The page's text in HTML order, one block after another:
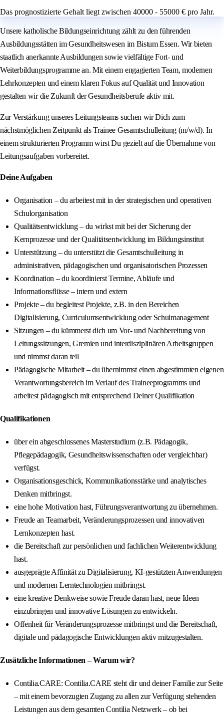
Das prognostizierte Gehalt liegt zwischen 40000 - 55000 € pro Jahr.
Unsere katholische Bildungseinrichtung zählt zu den führenden
Ausbildungsstätten im Gesundheitswesen im Bistum Essen. Wir bieten
staatlich anerkannte Ausbildungen sowie vielfältige Fort- und
Weiterbildungsprogramme an. Mit einem engagierten Team, modernen
Lehrkonzepten und einem klaren Fokus auf Qualität und Innovation
gestalten wir die Zukunft der Gesundheitsberufe aktiv mit.
Zur Verstärkung unseres Leitungsteams suchen wir Dich zum
nächstmöglichen Zeitpunkt als Trainee Gesamtschulleitung (m/w/d). In
einem strukturierten Programm wirst Du gezielt auf die Übernahme von
Leitungsaufgaben vorbereitet.
Deine Aufgaben
Organisation – du arbeitest mit in der strategischen und operativen
Schulorganisation
Qualitätsentwicklung – du wirkst mit bei der Sicherung der
Kernprozesse und der Qualitätsentwicklung im Bildungsinstitut
Unterstützung – du unterstützt die Gesamtschulleitung in
administrativen, pädagogischen und organisatorischen Prozessen
Koordination – du koordinierst Termine, Abläufe und
Informationsflüsse – intern und extern
Projekte – du begleitest Projekte, z.B. in den Bereichen
Digitalisierung, Curriculumsentwicklung oder Schulmanagement
Sitzungen – du kümmerst dich um Vor- und Nachbereitung von
Leitungssitzungen, Gremien und interdisziplinären Arbeitsgruppen
und nimmst daran teil
Pädagogische Mitarbeit – du übernimmst einen abgestimmten eigenen
Verantwortungsbereich im Verlauf des Traineeprogramms und
arbeitest pädagogisch mit entsprechend Deiner Qualifikation
Qualifikationen
über ein abgeschlossenes Masterstudium (z.B. Pädagogik,
Pflegepädagogik, Gesundheitswissenschaften oder vergleichbar)
verfügst.
Organisationsgeschick, Kommunikationsstärke und analytisches
Denken mitbringst.
eine hohe Motivation hast, Führungsverantwortung zu übernehmen.
Freude an Teamarbeit, Veränderungsprozessen und innovativen
Lernkonzepten hast.
die Bereitschaft zur persönlichen und fachlichen Weiterentwicklung
hast.
ausgeprägte Affinität zu Digitalisierung, KI‑gestützten Anwendungen
und modernen Lerntechnologien mitbringst.
eine kreative Denkweise sowie Freude daran hast, neue Ideen
einzubringen und innovative Lösungen zu entwickeln.
Offenheit für Veränderungsprozesse mitbringst und die Bereitschaft,
digitale und pädagogische Entwicklungen aktiv mitzugestalten.
Zusätzliche Informationen – Warum wir?
Contilia.CARE: Contilia.CARE steht dir und deiner Familie zur Seite
– mit einem bevorzugten Zugang zu allen zur Verfügung stehenden
Leistungen aus dem gesamten Contilia Netzwerk – ob bei